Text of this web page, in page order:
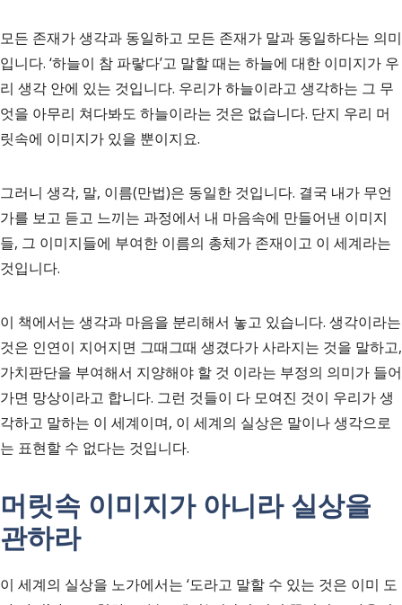
모든 존재가 생각과 동일하고 모든 존재가 말과 동일하다는 의미
입니다. ‘하늘이 참 파랗다’고 말할 때는 하늘에 대한 이미지가 우
리 생각 안에 있는 것입니다. 우리가 하늘이라고 생각하는 그 무
엇을 아무리 쳐다봐도 하늘이라는 것은 없습니다. 단지 우리 머
릿속에 이미지가 있을 뿐이지요.
그러니 생각, 말, 이름(만법)은 동일한 것입니다. 결국 내가 무언
가를 보고 듣고 느끼는 과정에서 내 마음속에 만들어낸 이미지
들, 그 이미지들에 부여한 이름의 총체가 존재이고 이 세계라는
것입니다.
이 책에서는 생각과 마음을 분리해서 놓고 있습니다. 생각이라는
것은 인연이 지어지면 그때그때 생겼다가 사라지는 것을 말하고,
가치판단을 부여해서 지양해야 할 것 이라는 부정의 의미가 들어
가면 망상이라고 합니다. 그런 것들이 다 모여진 것이 우리가 생
각하고 말하는 이 세계이며, 이 세계의 실상은 말이나 생각으로
는 표현할 수 없다는 것입니다.
머릿속 이미지가 아니라 실상을
관하라
이 세계의 실상을 노가에서는 ‘도라고 말할 수 있는 것은 이미 도